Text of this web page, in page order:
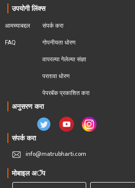
उपयोगी लिंक्स
आमच्याबद्दल
FAQ
संपर्क करा
गोपनीयता धोरण
वापरल्या गेलेल्या संज्ञा
परतावा धोरण
पेपरबॅक प्रकाशित करा
अनुसरण करा
संपर्क करा
info@matrubharti.com
मोबाइल अॅप